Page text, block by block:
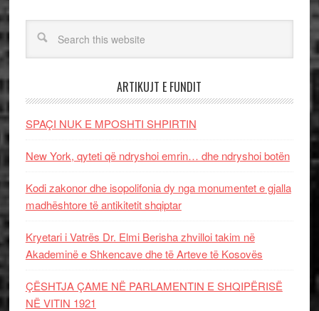
ARTIKUJT E FUNDIT
SPAÇI NUK E MPOSHTI SHPIRTIN
New York, qyteti që ndryshoi emrin… dhe ndryshoi botën
Kodi zakonor dhe isopolifonia dy nga monumentet e gjalla
madhështore të antikitetit shqiptar
Kryetari i Vatrës Dr. Elmi Berisha zhvilloi takim në
Akademinë e Shkencave dhe të Arteve të Kosovës
ÇËSHTJA ÇAME NË PARLAMENTIN E SHQIPËRISË
NË VITIN 1921